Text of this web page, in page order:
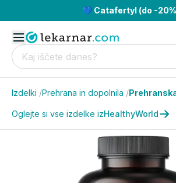
💙 Catafertyl (do -
Izdelki /Prehrana in dopolnila /
Oglejte si vse izdelke izHealthyWorld